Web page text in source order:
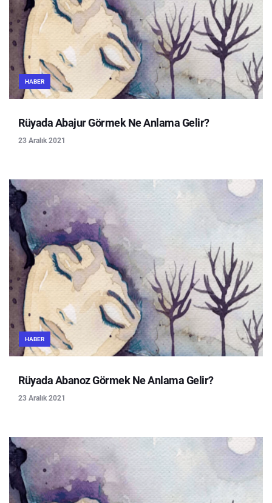
HABER
Rüyada Abajur Görmek Ne Anlama Gelir?
23 Aralık 2021
HABER
Rüyada Abanoz Görmek Ne Anlama Gelir?
23 Aralık 2021